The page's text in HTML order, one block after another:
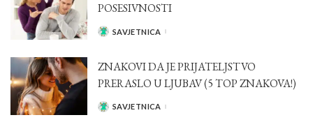
POSESIVNOSTI
POSTED
SAVJETNICA
ZNAKOVI DA JE PRIJATELJSTVO
PRERASLO U LJUBAV (5 TOP ZNAKOVA!)
POSTED
SAVJETNICA